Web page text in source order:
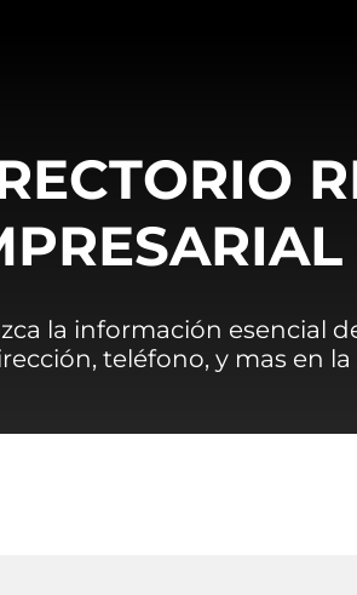
la información esencial
teléfono, y mas en